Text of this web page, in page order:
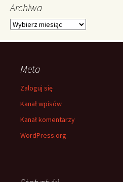
Archiwa
Archiwa
Meta
Zaloguj się
Kanał wpisów
Kanał komentarzy
WordPress.org